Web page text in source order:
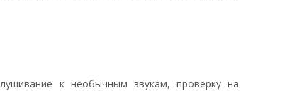
к необычным звукам, проверку на